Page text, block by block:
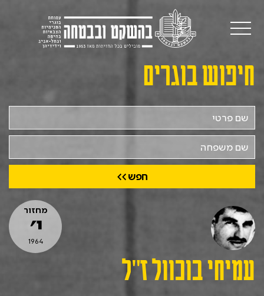
חיפוש בוגרים
שם
פרטי
שם
משפחה
מחזור
י׳
1964
עמיחי בוכוול ז"ל